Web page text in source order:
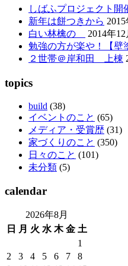
しばふプロジェクト
新年は餅つきから
白い林檎の
2014年12
勉強の方が楽や！【壁
２世帯＠岸和田 上棟
topics
build (38)
イベントのこと (65)
メディア・受賞歴 (31)
家づくりのこと (350)
日々のこと (101)
未分類 (5)
calendar
2026年8月
日
月 火 水 木 金 土
1
2
3 4 5 6 7
8